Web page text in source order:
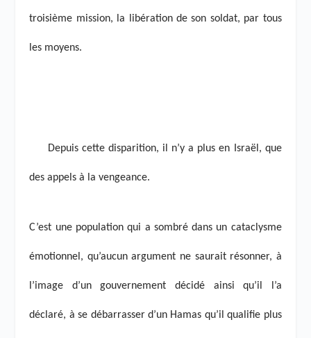
troisième mission, la libération de son soldat, par tous
les moyens.
Depuis cette disparition, il n’y a plus en Israël, que
des appels à la vengeance.
C’est une population qui a sombré dans un cataclysme
émotionnel, qu’aucun argument ne saurait résonner, à
l’image d’un gouvernement décidé ainsi qu’il l’a
déclaré, à se débarrasser d’un Hamas qu’il qualifie plus